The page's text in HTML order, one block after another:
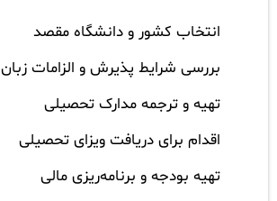
انتخاب کشور و دانشگاه مقصد
بررسی شرایط پذیرش و الزامات زبان
تهیه و ترجمه مدارک تحصیلی
اقدام برای دریافت ویزای تحصیلی
تهیه بودجه و برنامه‌ریزی مالی